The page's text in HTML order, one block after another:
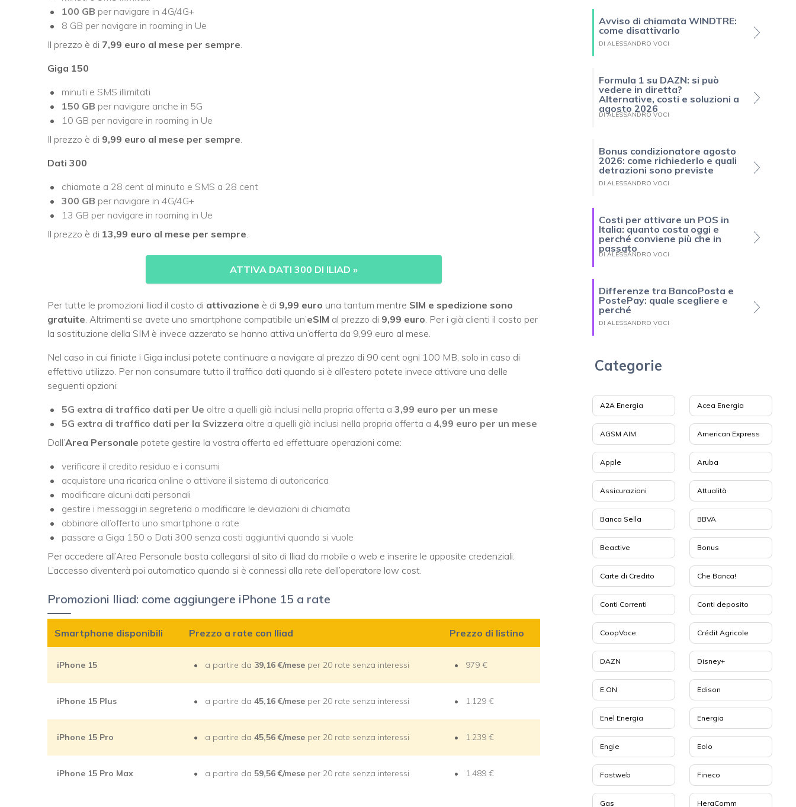
100 GB per navigare in 4G/4G+
8 GB per navigare in roaming in Ue
Il prezzo è di 7,99 euro al mese per sempre
Giga 150
minuti e SMS illimitati
150 GB per navigare anche in 5G
10 GB per navigare in roaming in Ue
Il prezzo è di 9,99 euro al mese per sempre
Dati 300
chiamate a 28 cent al minuto e SMS a 28 cent
300 GB per navigare in 4G/4G+
13 GB per navigare in roaming in Ue
Il prezzo è di 13,99 euro al mese per sempre
ATTIVA DATI 300 DI ILIAD »
Per tutte le promozioni Iliad il costo di attivazione è di 9,99 euro una tantum mentre SIM e spedizione sono
gratuite . Altrimenti se avete uno smartphone compatibile un’eSIM al prezzo di 9,99 euro . Per i già clienti il costo per
la sostituzione della SIM è invece azzerato se hanno attiva un’offerta da 9,99 euro al mese.
Nel caso in cui finiate i Giga inclusi potete continuare a navigare al prezzo di 90 cent ogni 100 MB, solo in caso di
effettivo utilizzo. Per non consumare tutto il traffico dati quando si è all’estero potete invece attivare una delle
seguenti opzioni:
5G extra di traffico dati per Ue oltre a quelli già inclusi nella propria offerta a 3,99 euro per un mese
5G extra di traffico dati per la Svizzera oltre a quelli già inclusi nella propria offerta a 4,99 euro per un mese
Dall’Area Personale potete gestire la vostra offerta ed effettuare operazioni come:
verificare il credito residuo e i consumi
acquistare una ricarica online o attivare il sistema di autoricarica
modificare alcuni dati personali
gestire i messaggi in segreteria o modificare le deviazioni di chiamata
abbinare all’offerta uno smartphone a rate
passare a Giga 150 o Dati 300 senza costi aggiuntivi quando si vuole
Per accedere all’Area Personale basta collegarsi al sito di Iliad da mobile o web e inserire le apposite credenziali.
L’accesso diventerà poi automatico quando si è connessi alla rete dell’operatore low cost.
Promozioni Iliad: come aggiungere iPhone 15 a rate
Smartphone disponibili Prezzo a rate con Iliad Prezzo di listino
iPhone 15 a partire da 39,16 €/mese per 20 rate senza interessi 979 €
iPhone 15 Plus a partire da 45,16 €/mese per 20 rate senza interessi 1.129 €
iPhone 15 Pro a partire da 45,56 €/mese per 20 rate senza interessi 1.239 €
iPhone 15 Pro Max a partire da 59,56 €/mese per 20 rate senza interessi 1.489 €
Avviso di chiamata WINDTRE:
come disattivarlo
DI ALESSANDRO VOCI
Formula 1 su DAZN: si può
vedere in diretta?
Alternative, costi e soluzioni a
agosto 2026
DI ALESSANDRO VOCI
Bonus condizionatore agosto
2026: come richiederlo e quali
detrazioni sono previste
DI ALESSANDRO VOCI
Costi per attivare un POS in
Italia: quanto costa oggi e
perché conviene più che in
passato
DI ALESSANDRO VOCI
Differenze tra BancoPosta e
PostePay: quale scegliere e
perché
DI ALESSANDRO VOCI
Categorie
A2A Energia Acea Energia
AGSM AIM American Express
Apple Aruba
Assicurazioni Attualità
Banca Sella BBVA
Beactive Bonus
Carte di Credito Che Banca!
Conti Correnti Conti deposito
CoopVoce Crédit Agricole
DAZN Disney+
E.ON Edison
Enel Energia Energia
Engie Eolo
Fastweb Fineco
Gas HeraComm